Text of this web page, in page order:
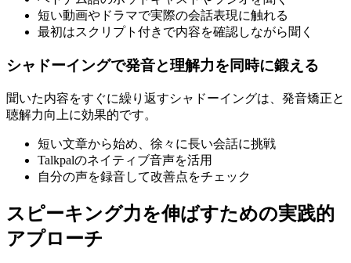
短い動画やドラマで実際の会話表現に触れる
最初はスクリプト付きで内容を確認しながら聞く
シャドーイングで発音と理解力を同時に鍛える
聞いた内容をすぐに繰り返すシャドーイングは、発音矯正と
聴解力向上に効果的です。
短い文章から始め、徐々に長い会話に挑戦
Talkpalのネイティブ音声を活用
自分の声を録音して改善点をチェック
スピーキング力を伸ばすための実践的
アプローチ